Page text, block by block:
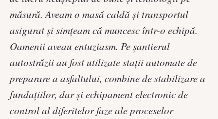
măsură. Aveam o masă caldă şi transportul
asigurat şi simţeam că muncesc într-o echipă.
Oamenii aveau entuziasm. Pe şantierul
autostrăzii au fost utilizate staţii automate de
preparare a asfaltului, combine de stabilizare a
fundaţiilor, dar şi echipament electronic de
control al diferitelor faze ale proceselor